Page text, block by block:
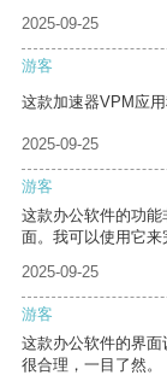
2025-09-25
游客
这款加速器VPM应
2025-09-25
游客
这款办公软件的功
面。我可以使用它来
2025-09-25
游客
这款办公软件的界
很合理，一目了然。